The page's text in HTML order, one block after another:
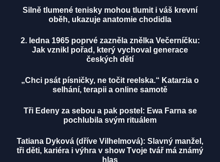
Silně tlumené tenisky mohou tlumit i váš krevní
oběh, ukazuje anatomie chodidla
2. ledna 1965 poprvé zazněla znělka Večerníčku:
Jak vznikl pořad, který vychoval generace
českých dětí
„Chci psát písničky, ne točit reelska.“ Katarzia o
selhání, terapii a online samotě
Tři Edeny za sebou a pak postel: Ewa Farna se
pochlubila svým rituálem
Tatiana Dyková (dříve Vilhelmová): Slavný manžel,
tři děti, kariéra i výhra v show Tvoje tvář má známý
hlas